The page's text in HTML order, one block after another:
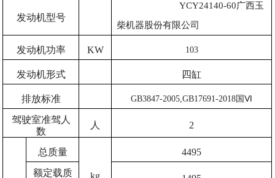
发动机型号
YCY24140-60广西玉
柴机器股份有限公司
发动机功率 KW 103
发动机形式 四缸
排放标准 GB3847-2005,GB17691-2018国Ⅵ
驾驶室准驾人
数
人 2
总质量
4495
额定载质